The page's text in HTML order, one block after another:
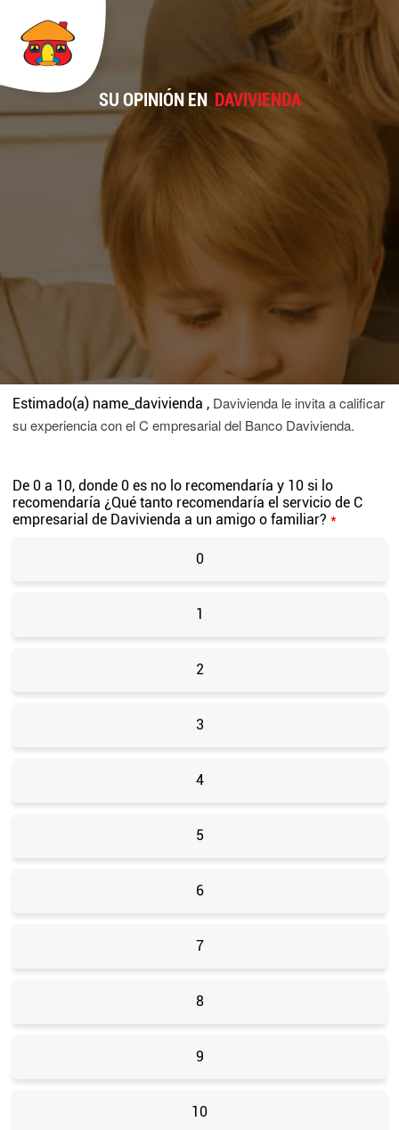
SU OPINIÓN EN DAVIVIENDA
Estimado(a) name_davivienda , Davivienda le invita a calificar
su experiencia con el C empresarial del Banco Davivienda.
De 0 a 10, donde 0 es no lo recomendaría y 10 si lo
recomendaría ¿Qué tanto recomendaría el servicio de C
empresarial de Davivienda a un amigo o familiar? *
0
1
2
3
4
5
6
7
8
9
10